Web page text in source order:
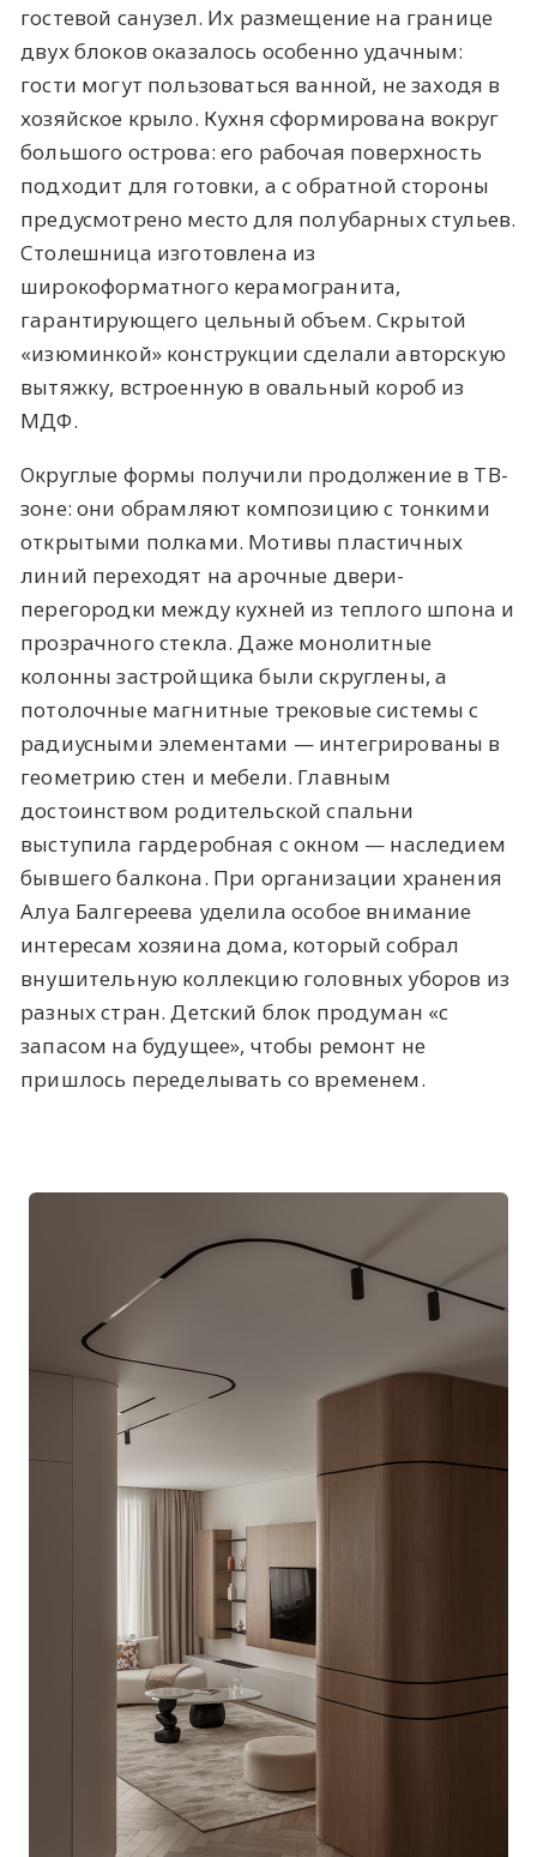
гостевой санузел. Их размещение на границе
двух блоков оказалось особенно удачным:
гости могут пользоваться ванной, не заходя в
хозяйское крыло. Кухня сформирована вокруг
большого острова: его рабочая поверхность
подходит для готовки, а с обратной стороны
предусмотрено место для полубарных стульев.
Столешница изготовлена из
широкоформатного керамогранита,
гарантирующего цельный объем. Скрытой
«изюминкой» конструкции сделали авторскую
вытяжку, встроенную в овальный короб из
МДФ.
Округлые формы получили продолжение в ТВ-
зоне: они обрамляют композицию с тонкими
открытыми полками. Мотивы пластичных
линий переходят на арочные двери-
перегородки между кухней из теплого шпона и
прозрачного стекла. Даже монолитные
колонны застройщика были скруглены, а
потолочные магнитные трековые системы с
радиусными элементами — интегрированы в
геометрию стен и мебели. Главным
достоинством родительской спальни
выступила гардеробная с окном — наследием
бывшего балкона. При организации хранения
Алуа Балгереева уделила особое внимание
интересам хозяина дома, который собрал
внушительную коллекцию головных уборов из
разных стран. Детский блок продуман «с
запасом на будущее», чтобы ремонт не
пришлось переделывать со временем.